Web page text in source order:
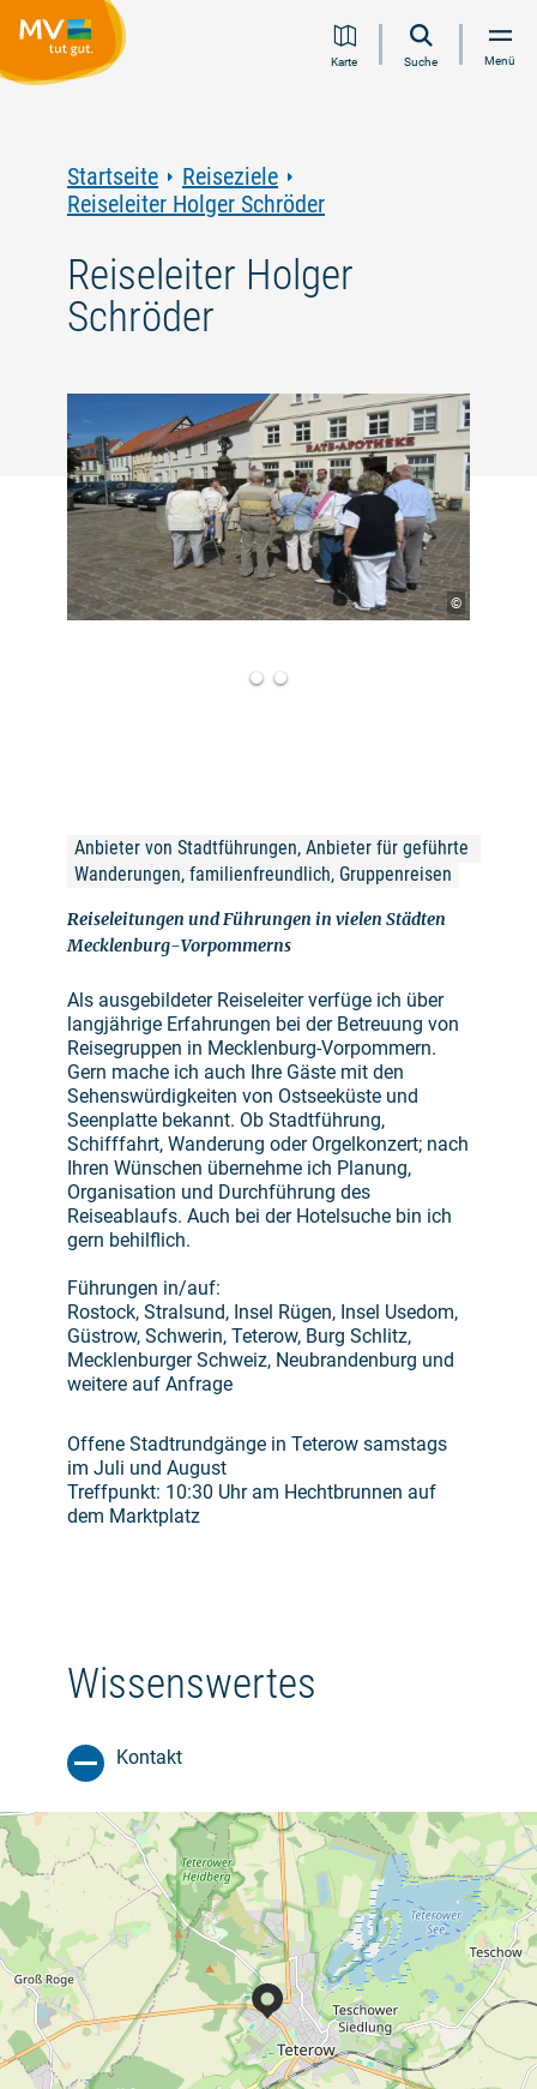
Inhalt
Navigation
Volltextsuche
FooterKarte Suche Menü
Startseite
Reiseziele
Reiseleiter Holger Schröder
Reiseleiter Holger
Schröder
©
Anbieter von Stadtführungen, Anbieter für geführte
Wanderungen, familienfreundlich, Gruppenreisen
Reiseleitungen und Führungen in vielen Städten
Mecklenburg-Vorpommerns
Als ausgebildeter Reiseleiter verfüge ich über
langjährige Erfahrungen bei der Betreuung von
Reisegruppen in Mecklenburg-Vorpommern.
Gern mache ich auch Ihre Gäste mit den
Sehenswürdigkeiten von Ostseeküste und
Seenplatte bekannt. Ob Stadtführung,
Schifffahrt, Wanderung oder Orgelkonzert; nach
Ihren Wünschen übernehme ich Planung,
Organisation und Durchführung des
Reiseablaufs. Auch bei der Hotelsuche bin ich
gern behilflich.
Führungen in/auf:
Rostock, Stralsund, Insel Rügen, Insel Usedom,
Güstrow, Schwerin, Teterow, Burg Schlitz,
Mecklenburger Schweiz, Neubrandenburg und
weitere auf Anfrage
Offene Stadtrundgänge in Teterow samstags
im Juli und August
Treffpunkt: 10:30 Uhr am Hechtbrunnen auf
dem Marktplatz
Wissenswertes
Kontakt